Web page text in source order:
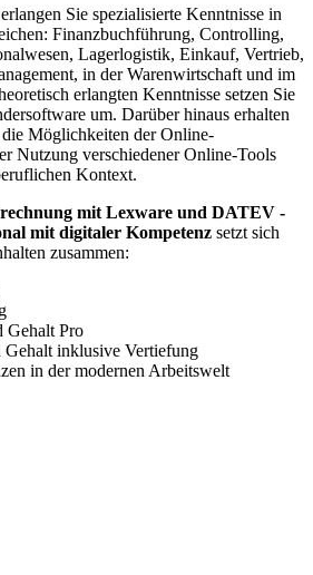
Sie spezialisierte Kenntnisse in
Finanzbuchführung, Controlling,
Lagerlogistik, Einkauf, Vertrieb,
in der Warenwirtschaft und im
erlangten Kenntnisse setzen Sie
um. Darüber hinaus erhalten
Möglichkeiten der Online-
Nutzung verschiedener Online-Tools
Kontext.
mit Lexware und DATEV -
mit digitaler Kompetenz setzt sich
zusammen:
Gehalt Pro
inklusive Vertiefung
in der modernen Arbeitswelt